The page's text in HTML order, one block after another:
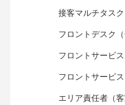
接客マルチタス
フロントデスク
フロントサービ
フロントサービス
エリア責任者（